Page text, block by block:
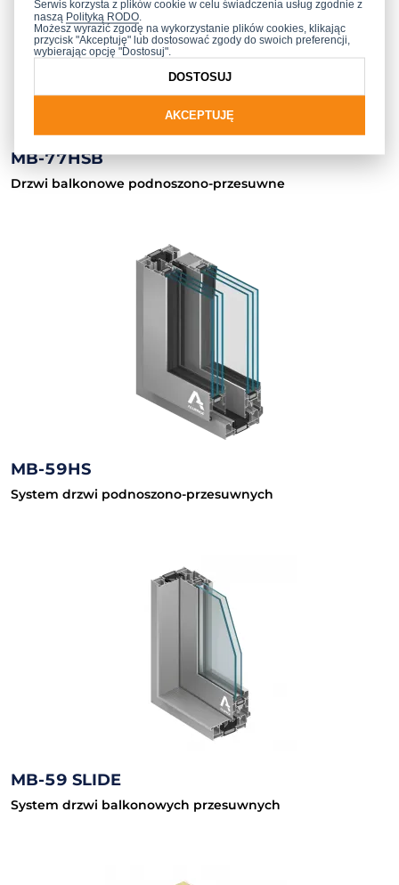
MB-77HSB
Drzwi balkonowe podnoszono-przesuwne
MB-59HS
System drzwi podnoszono-przesuwnych
MB-59 SLIDE
System drzwi balkonowych przesuwnych
Serwis korzysta z plików cookie w celu świadczenia usług zgodnie z
naszą Polityką RODO
Możesz wyrazić zgodę na wykorzystanie plików cookies, klikając
przycisk "Akceptuję" lub dostosować zgody do swoich preferencji,
wybierając opcję "Dostosuj".
AKCEPTUJĘ
DOSTOSUJ